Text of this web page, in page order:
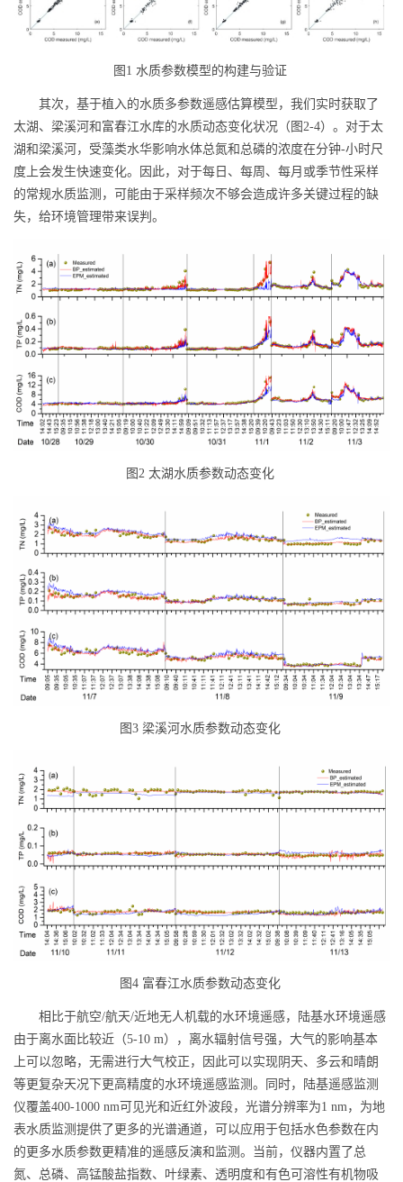
图 1 水质参数模型的构建与验证
其次，基于植入的水质多参数遥感估算模型，我们实时获取了
太湖、梁溪河和富春江水库的水质动态变化状况（图 2-4）。对于太
湖和梁溪河，受藻类水华影响水体总氮和总磷的浓度在分钟-小时尺
度上会发生快速变化。因此，对于每日、每周、每月或季节性采样
的常规水质监测，可能由于采样频次不够会造成许多关键过程的缺
失，给环境管理带来误判。
图 2 太湖水质参数动态变化
图3 梁溪河水质参数动态变化
图4 富春江水质参数动态变化
相比于航空/航天/近地无人机载的水环境遥感，陆基水环境遥感
由于离水面比较近（5-10 m），离水辐射信号强，大气的影响基本
上可以忽略，无需进行大气校正，因此可以实现阴天、多云和晴朗
等更复杂天况下更高精度的水环境遥感监测。同时，陆基遥感监测
仪覆盖400-1000 nm 可见光和近红外波段，光谱分辨率为1 nm ，为地
表水质监测提供了更多的光谱通道，可以应用于包括水色参数在内
的更多水质参数更精准的遥感反演和监测。当前，仪器内置了总
氮、总磷、高锰酸盐指数、叶绿素、透明度和有色可溶性有机物吸